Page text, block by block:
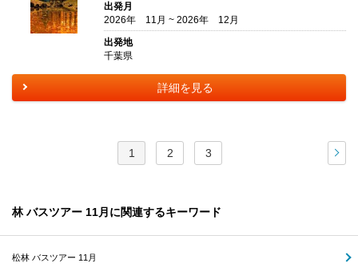
出発月
2026年 11月 ~ 2026年 12月
出発地
千葉県
詳細を見る
1 2 3
林 バスツアー 11月に関連するキーワード
松林 バスツアー 11月